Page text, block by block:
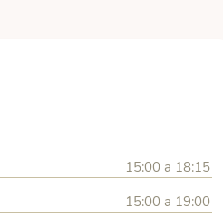
15:00 a 18:15
15:00 a 19:00